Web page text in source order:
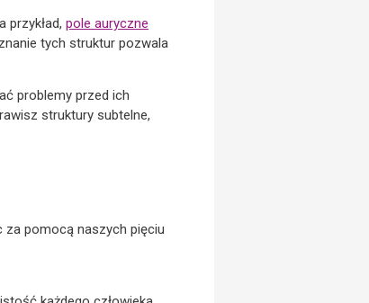
przykład, pole auryczne
tych struktur pozwala
problemy przed ich
struktury subtelne,
za pomocą naszych pięciu